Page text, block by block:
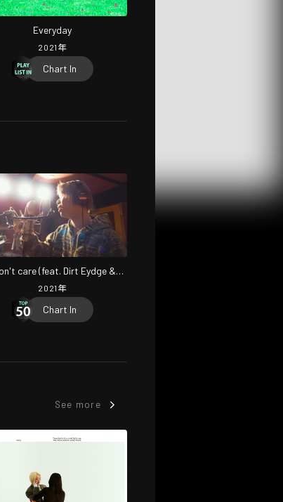
Everyday
2021 年
Chart In
care (feat. Dirt Eydge &
XakiMichele)
2021 年
Chart In
See more